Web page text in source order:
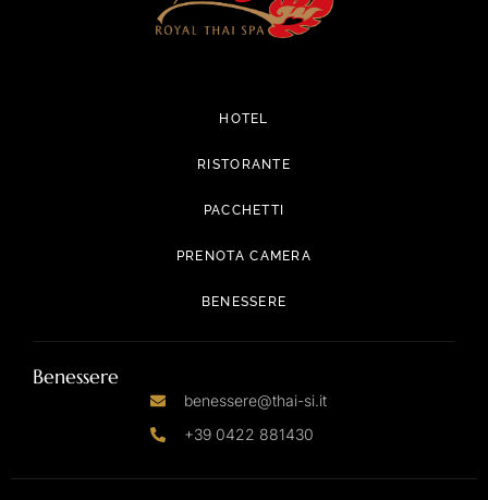
HOTEL
RISTORANTE
PACCHETTI
PRENOTA CAMERA
BENESSERE
Benessere
benessere@thai-si.it
+39 0422 881430